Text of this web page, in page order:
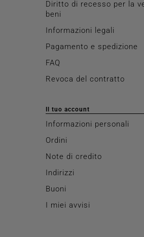
Diritto di recesso per la
beni
Informazioni legali
Pagamento e spedizione
FAQ
Revoca del contratto
Il tuo account
Informazioni personali
Ordini
Note di credito
Indirizzi
Buoni
I miei avvisi